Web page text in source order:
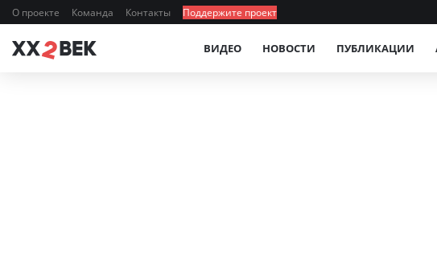
О проекте Команда Контакты Поддержите проект
ВИДЕО НОВОСТИ ПУБЛИКАЦИИ